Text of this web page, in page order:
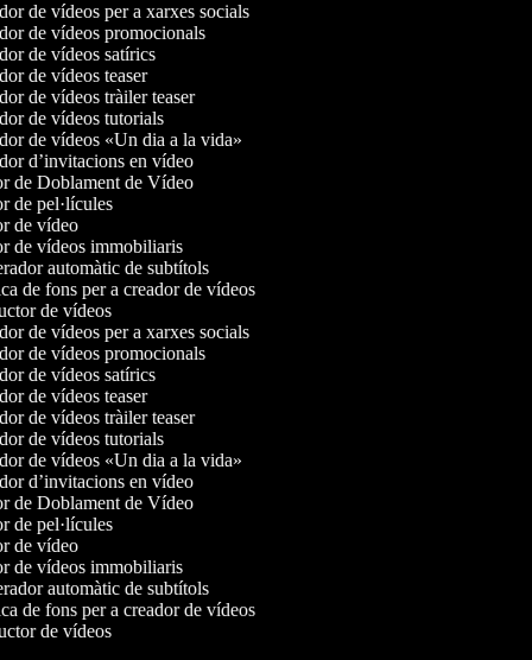
de vídeos per a xarxes socials
de vídeos promocionals
de vídeos satírics
de vídeos teaser
de vídeos tràiler teaser
de vídeos tutorials
de vídeos «Un dia a la vida»
d’invitacions en vídeo
de Doblament de Vídeo
de pel·lícules
de vídeo
de vídeos immobiliaris
automàtic de subtítols
de fons per a creador de vídeos
de vídeos
de vídeos per a xarxes socials
de vídeos promocionals
de vídeos satírics
de vídeos teaser
de vídeos tràiler teaser
de vídeos tutorials
de vídeos «Un dia a la vida»
d’invitacions en vídeo
de Doblament de Vídeo
de pel·lícules
de vídeo
de vídeos immobiliaris
automàtic de subtítols
de fons per a creador de vídeos
de vídeos